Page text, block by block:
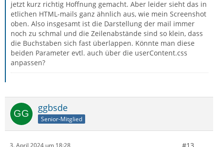
jetzt kurz richtig Hoffnung gemacht. Aber leider sieht das in
etlichen HTML-mails ganz ähnlich aus, wie mein Screenshot
oben. Also insgesamt ist die Darstellung der mail immer
noch zu schmal und die Zeilenabstände sind so klein, dass
die Buchstaben sich fast überlappen. Könnte man diese
beiden Parameter evtl. auch über die userContent.css
anpassen?
ggbsde
Senior-Mitglied